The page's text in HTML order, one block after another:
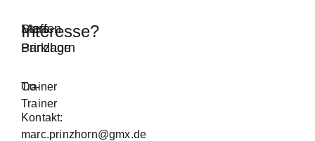
Marc
Prinzhorn
Trainer
Kontakt:
marc.prinzhorn@gmx.de
Steffen
Barklage
Co-
Trainer
Interesse?